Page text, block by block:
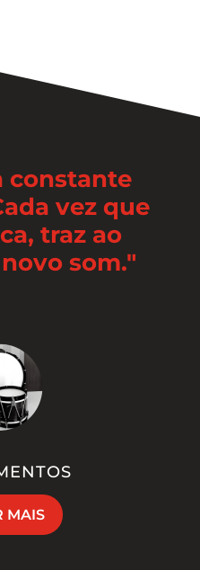
constante
vez que
traz ao
som."
MAIS